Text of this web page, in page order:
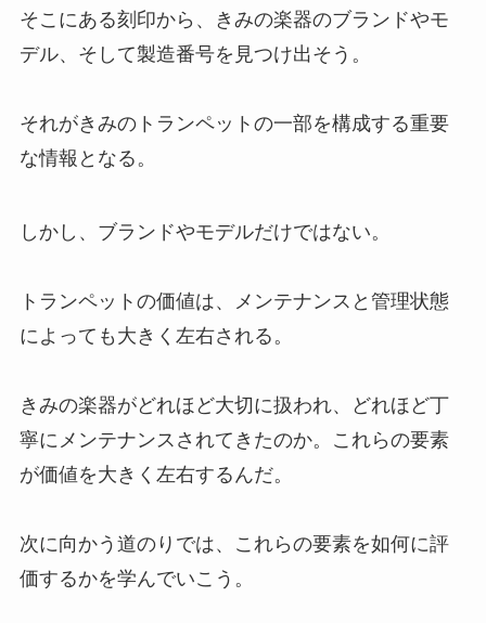
そこにある刻印から、きみの楽器のブランドやモ
デル、そして製造番号を見つけ出そう。
それがきみのトランペットの一部を構成する重要
な情報となる。
しかし、ブランドやモデルだけではない。
トランペットの価値は、メンテナンスと管理状態
によっても大きく左右される。
きみの楽器がどれほど大切に扱われ、どれほど丁
寧にメンテナンスされてきたのか。これらの要素
が価値を大きく左右するんだ。
次に向かう道のりでは、これらの要素を如何に評
価するかを学んでいこう。